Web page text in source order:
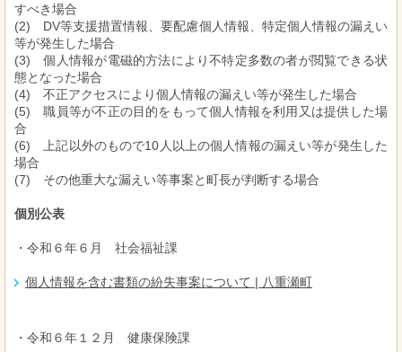
すべき場合
(2) DV等支援措置情報、要配慮個人情報、特定個人情報の漏えい
等が発生した場合
(3) 個人情報が電磁的方法により不特定多数の者が閲覧できる状
態となった場合
(4) 不正アクセスにより個人情報の漏えい等が発生した場合
(5) 職員等が不正の目的をもって個人情報を利用又は提供した場
合
(6) 上記以外のもので10人以上の個人情報の漏えい等が発生した
場合
(7) その他重大な漏えい等事案と町長が判断する場合
個別公表
・令和６年６月 社会福祉課
個人情報を含む書類の紛失事案について | 八重瀬町
・令和６年１２月 健康保険課